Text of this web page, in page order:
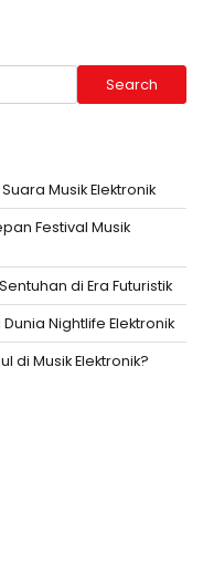
Search
Musik Elektronik
Festival Musik
di Era Futuristik
Nightlife Elektronik
di Musik Elektronik?